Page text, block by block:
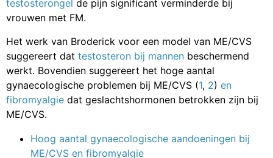
testosterongel de pijn significant verminderde bij
vrouwen met FM.
Het werk van Broderick voor een model van ME/CVS
suggereert dat testosteron bij mannen beschermend
werkt. Bovendien suggereert het hoge aantal
gynaecologische problemen bij ME/CVS (1, 2) en
fibromyalgie dat geslachtshormonen betrokken zijn bij
ME/CVS.
Hoog aantal gynaecologische aandoeningen bij
ME/CVS en fibromyalgie